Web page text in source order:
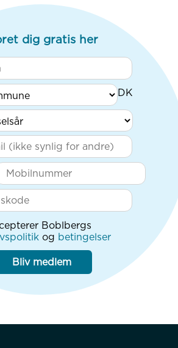
dig gratis her
Boblbergs
og betingelser
Bliv medlem